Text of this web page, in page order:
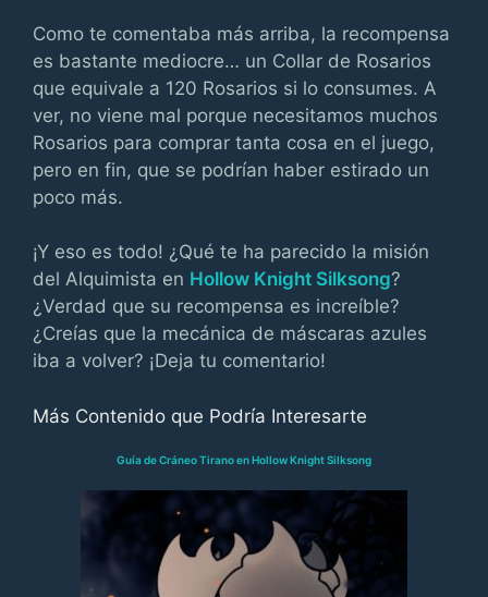
Como te comentaba más arriba, la recompensa
es bastante mediocre… un Collar de Rosarios
que equivale a 120 Rosarios si lo consumes. A
ver, no viene mal porque necesitamos muchos
Rosarios para comprar tanta cosa en el juego,
pero en fin, que se podrían haber estirado un
poco más.
¡Y eso es todo! ¿Qué te ha parecido la misión
del Alquimista en Hollow Knight Silksong?
¿Verdad que su recompensa es increíble?
¿Creías que la mecánica de máscaras azules
iba a volver? ¡Deja tu comentario!
Más Contenido que Podría Interesarte
Guía de Cráneo Tirano en Hollow Knight Silksong